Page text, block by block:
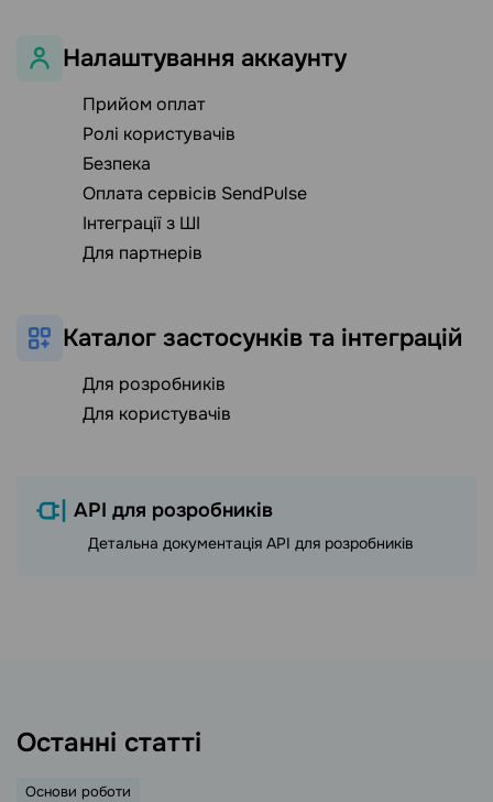
Налаштування аккаунту
Прийом оплат
Ролі користувачів
Безпека
Оплата сервісів SendPulse
Інтеграції з ШІ
Для партнерів
Каталог застосунків та інтеграцій
Для розробників
Для користувачів
API для розробників
Детальна документація API для розробників
Останні статті
Основи роботи